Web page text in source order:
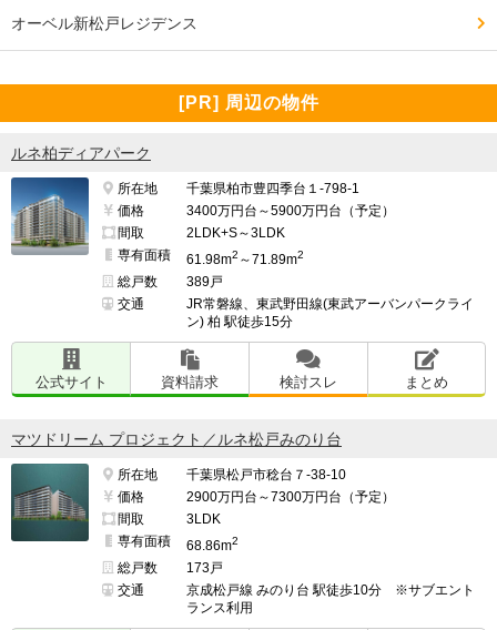
オーベル新松戸レジデンス
[PR] 周辺の物件
ルネ柏ディアパーク
所在地
千葉県柏市豊四季台１-798-1
価格
3400万円台～5900万円台（予定）
間取
2LDK+S～3LDK
専有面積
61.98m2 ～71.89m2
総戸数
389戸
交通
JR常磐線、東武野田線(東武アーバンパークライ
ン) 柏 駅徒歩15分
公式サイト 資料請求 検討スレ まとめ
マツドリーム プロジェクト／ルネ松戸みのり台
所在地
千葉県松戸市稔台７-38-10
価格
2900万円台～7300万円台（予定）
間取
3LDK
専有面積
68.86m2
総戸数
173戸
交通
京成松戸線 みのり台 駅徒歩10分 ※サブエント
ランス利用